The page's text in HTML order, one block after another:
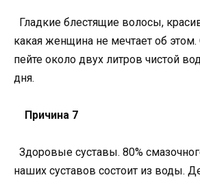
Гладкие блестящие волосы,
какая женщина не мечтает об этом.
пейте около двух литров чистой
дня.
Причина 7
Здоровые суставы. 80%
наших суставов состоит из воды.